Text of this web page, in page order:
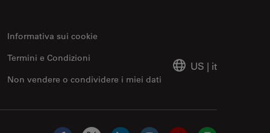
Informativa sui cookie
Non vendere o condividere i miei dati
Termini e Condizioni
US | it